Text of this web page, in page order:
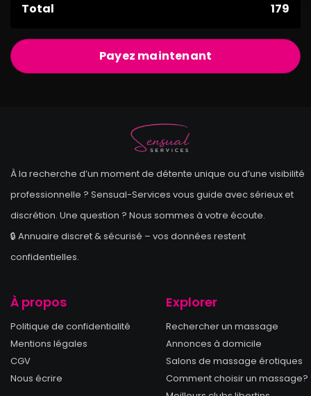
Total 179
Payez maintenant
À la recherche d’un moment de détente unique ou d’une visibilité
professionnelle ? Sensual-Services vous guide avec sérieux et
discrétion. Une question ? Nous sommes à votre écoute.
🔒 Annuaire discret & sécurisé – vos données restent
confidentielles.
À propos
Politique de confidentialité
Mentions légales
CGV
Nous écrire
Explorer
Rechercher un massage
Annonces à domicile
Salons de massage érotiques
Comment choisir un massage?